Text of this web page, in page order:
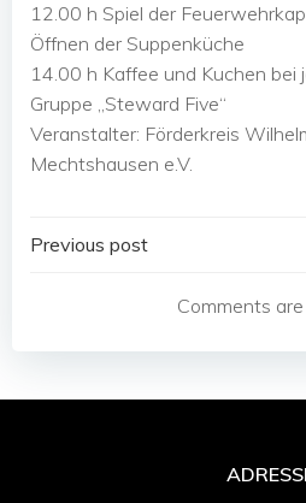
12.00 h Spiel der
Öffnen der Suppenküche
14.00 h Kaffee und Kuchen bei
Gruppe „Steward Five“
Veranstalter: Förderkreis
Mechtshausen e.V.
Post
navigation
Previous post
Comments